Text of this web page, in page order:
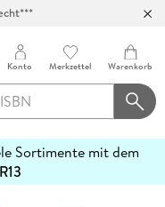
Konto Merkzettel Warenkorb
Sortimente mit dem